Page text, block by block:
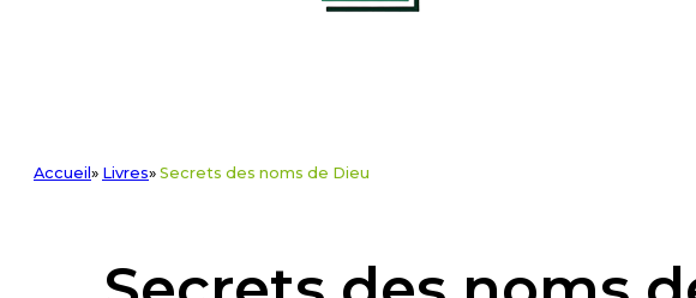
Accueil » Livres» Secrets des noms de Dieu